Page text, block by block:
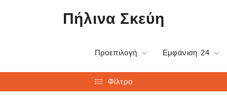
Πήλινα Σκεύη
Προεπιλογή Εμφάνιση 24
Φίλτρο